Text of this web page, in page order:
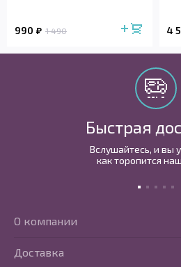
990 1 490 4
Быстрая
Вслушайтесь, и вы
как торопится
О компании
Доставка